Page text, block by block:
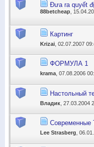
Đưa ra quyết
88betcheap ,
Картинг
Krizai , 02.07.2007
ФОРМУЛА 1
krama , 07.08.2006
Настольный
Владик , 27.03.2004
Современные
Lee Strasberg ,